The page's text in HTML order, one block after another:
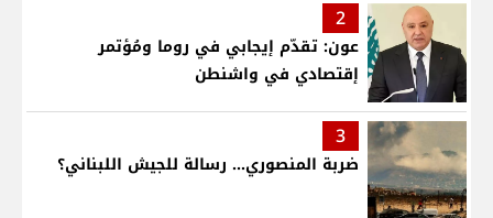
2
عون: تقدّم إيجابي في روما ومُؤتمر
إقتصادي في واشنطن
3
ضربة المنصوري... رسالة للجيش اللبناني؟